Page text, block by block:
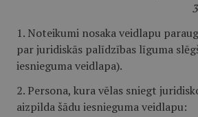
1. Noteikumi nosaka veidlapu
par juridiskās palīdzības līguma
iesnieguma veidlapa).
2. Persona, kura vēlas sniegt
aizpilda šādu iesnieguma veidlapu: